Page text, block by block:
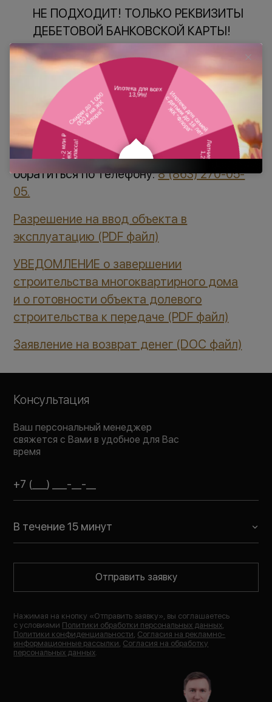
НЕ ПОДХОДИТ! ТОЛЬКО РЕКВИЗИТЫ
ДЕБЕТОВОЙ БАНКОВСКОЙ КАРТЫ!
Также в связи с эпидемиологической
ситуацией в стране просим при себе
иметь средства индивидуальной зашиты -
маска, перчатки.
За более подробной информацией по
приему помещения, Вы можете
обратиться по телефону:8 (863) 270-05-
05.
Разрешение на ввод объекта в
эксплуатацию (PDF файл)
УВЕДОМЛЕНИЕ о завершении
строительства многоквартирного дома
и о готовности объекта долевого
строительства к передаче (PDF файл)
Заявление на возврат денег (DOC файл)
Консультация
Ваш персональный менеджер
свяжется с Вами в удобное для Вас
время
В течение 15 минут
Отправить заявку
Нажимая на кнопку «Отправить заявку», вы соглашаетесь
с условиями Политики обработки персональных данных,
Политики конфиденциальности, Согласия на рекламно-
информационные рассылки, Согласия на обработку
персональных данных.